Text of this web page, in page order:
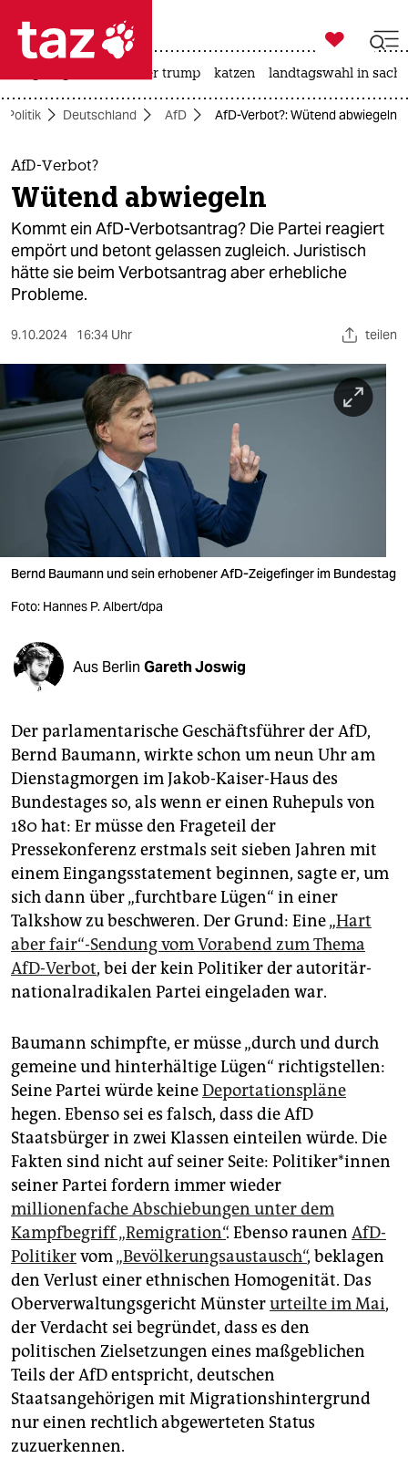
 taz zahl ich
taz zahl ich
themen
politik
öko
gesellschaft
kultur
sport
berlin
wahrheit
verlag
verlag
veranstaltungen
shop
fragen & hilfe
abo
genossenschaft
epaper login

taz zahl ich
usa unter trump katzen landtagswahl in
Politik Deutschland AfD AfD-Verbot?: Wütend abwiegeln
AfD-Verbot?
Wütend abwiegeln
Kommt ein AfD-Verbotsantrag? Die Partei reagiert
empört und betont gelassen zugleich. Juristisch
hätte sie beim Verbotsantrag aber erhebliche
Probleme.
9.10.2024 16:34 Uhr teilen
Bernd Baumann und sein erhobener AfD-Zeigefinger im Bundestag
Foto: Hannes P. Albert/dpa
Aus Berlin Gareth Joswig
Der parlamentarische Geschäftsführer der AfD,
Bernd Baumann, wirkte schon um neun Uhr am
Dienstagmorgen im Jakob-Kaiser-Haus des
Bundestages so, als wenn er einen Ruhepuls von
180 hat: Er müsse den Frageteil der
Pressekonferenz erstmals seit sieben Jahren mit
einem Eingangsstatement beginnen, sagte er, um
sich dann über „furchtbare Lügen“ in einer
Talkshow zu beschweren. Der Grund: Eine „Hart
aber fair“-Sendung vom Vorabend zum Thema
AfD-Verbot, bei der kein Politiker der autoritär-
nationalradikalen Partei eingeladen war.
Baumann schimpfte, er müsse „durch und durch
gemeine und hinterhältige Lügen“ richtigstellen:
Seine Partei würde keineDeportationspläne
hegen. Ebenso sei es falsch, dass die AfD
Staatsbürger in zwei Klassen einteilen würde. Die
Fakten sind nicht auf seiner Seite: Po­li­ti­ke­r*in­nen
seiner Partei fordern immer wieder
millionenfache Abschiebungen unter dem
Kampfbegriff „Remigration“. Ebenso raunen AfD-
Politikervom„Bevölkerungsaustausch“, beklagen
den Verlust einer ethnischen Homogenität. Das
Oberverwaltungsgericht Münsterurteilte im Mai,
der Verdacht sei begründet, dass es den
politischen Zielsetzungen eines maßgeblichen
Teils der AfD entspricht, deutschen
Staatsangehörigen mit Migrationshintergrund
nur einen rechtlich abgewerteten Status
zuzuerkennen.